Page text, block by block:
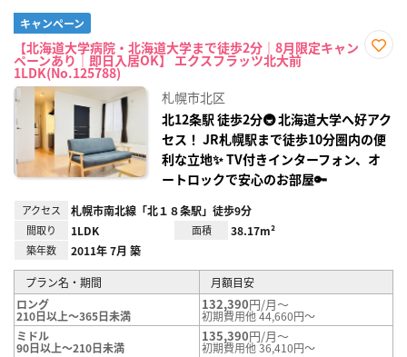
キャンペーン
【北海道大学病院・北海道大学まで徒歩2分｜8月限定キャン
ペーンあり｜即日入居OK】 エクスフラッツ北大前
1LDK(No.125788)
札幌市北区
北12条駅 徒歩2分🚇 北海道大学へ好アク
セス！ JR札幌駅まで徒歩10分圏内の便
利な立地✨ TV付きインターフォン、オ
ートロックで安心のお部屋🔑
アクセス 札幌市南北線「北１８条駅」徒歩9分
間取り 1LDK 面積 38.17m²
築年数 2011年 7月 築
プラン名・期間
月額目安
ロング
210日以上～365日未満
132,390円/月～
初期費用他 44,660円～
ミドル
90日以上～210日未満
135,390円/月～
初期費用他 36,410円～